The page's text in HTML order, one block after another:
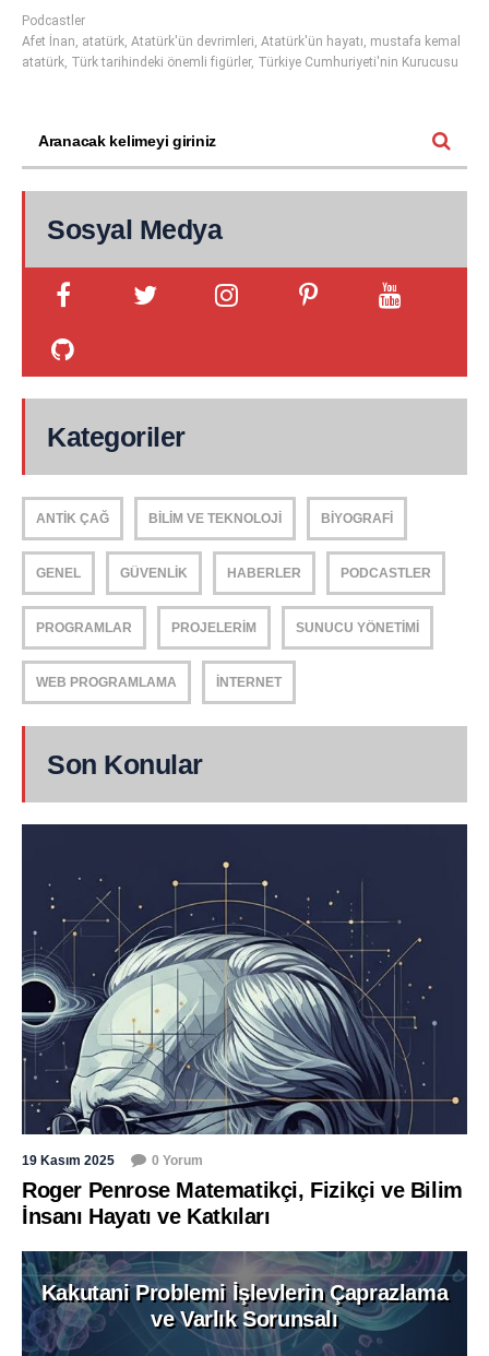
Podcastler
Afet İnan, atatürk, Atatürk'ün devrimleri, Atatürk'ün hayatı, mustafa kemal
atatürk, Türk tarihindeki önemli figürler, Türkiye Cumhuriyeti'nin Kurucusu
Sosyal Medya
Kategoriler
ANTIK ÇAĞ BILIM VE TEKNOLOJI BIYOGRAFI
GENEL GÜVENLIK HABERLER PODCASTLER
PROGRAMLAR PROJELERIM SUNUCU YÖNETIMI
WEB PROGRAMLAMA İNTERNET
Son Konular
19 Kasım 2025 0 Yorum
Roger Penrose Matematikçi, Fizikçi ve Bilim
İnsanı Hayatı ve Katkıları
Kakutani Problemi İşlevlerin Çaprazlama
ve Varlık Sorunsalı